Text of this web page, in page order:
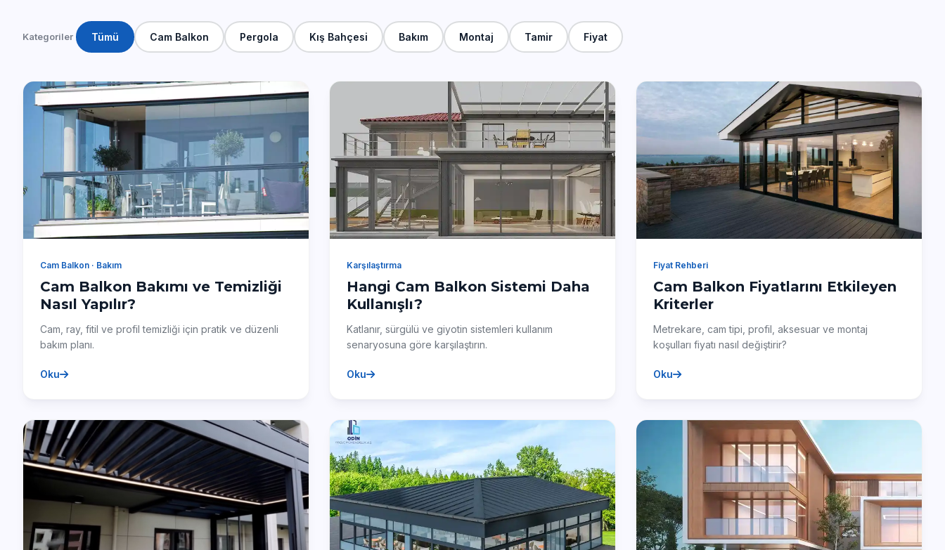
Kategoriler Tümü Cam Balkon Pergola Kış Bahçesi Bakım Montaj Tamir Fiyat
Cam Balkon · Bakım
Cam Balkon Bakımı ve Temizliği
Nasıl Yapılır?
Cam, ray, fitil ve profil temizliği için pratik ve düzenli
bakım planı.
Oku
Karşılaştırma
Hangi Cam Balkon Sistemi Daha
Kullanışlı?
Katlanır, sürgülü ve giyotin sistemleri kullanım
senaryosuna göre karşılaştırın.
Oku
Fiyat Rehberi
Cam Balkon Fiyatlarını Etkileyen
Kriterler
Metrekare, cam tipi, profil, aksesuar ve montaj
koşulları fiyatı nasıl değiştirir?
Oku